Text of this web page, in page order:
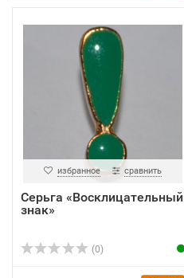
избранное сравнить
Серьга «Восклицательный
знак»
(0)